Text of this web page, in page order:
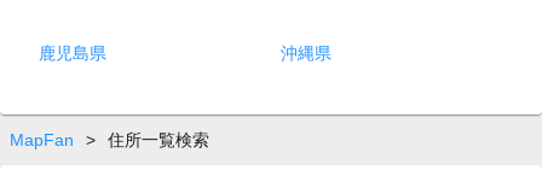
鹿児島県 沖縄県
MapFan > 住所一覧検索